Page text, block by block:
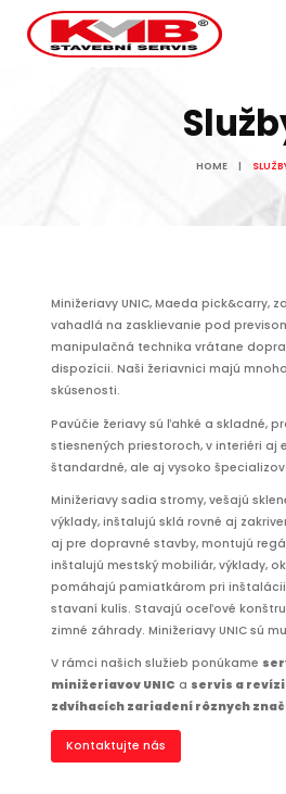
HOME
Minižeriavy UNIC, Maeda pick&carry,
vahadlá na zasklievanie pod
manipulačná technika vrátane
dispozícii. Naši žeriavnici majú
skúsenosti.
Pavúčie žeriavy sú ľahké a skladné,
stiesnených priestoroch, v interiéri aj
štandardné, ale aj vysoko
Minižeriavy sadia stromy, vešajú
výklady, inštalujú sklá rovné aj
aj pre dopravné stavby, montujú
inštalujú mestský mobiliár, výklady,
pomáhajú pamiatkárom pri
stavaní kulís. Stavajú oceľové
zimné záhrady. Minižeriavy UNIC sú
V rámci našich služieb ponúkame
minižeriavov UNIC a servis a
zdvíhacích zariadení rôznych
Kontaktujte nás